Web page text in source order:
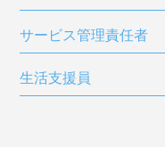
サービス管理責任者
生活支援員